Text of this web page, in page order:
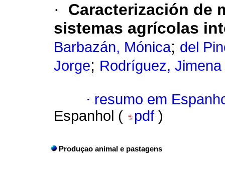
·
Caracterización de
sistemas agrícolas
Barbazán, Mónica; del
Jorge; Rodríguez, Jimena
· resumo em
Espanhol (
pdf )
Produçao animal e pastagens